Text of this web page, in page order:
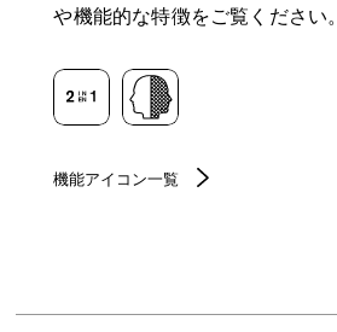
や機能的な特徴をご覧ください。
機能アイコン一覧